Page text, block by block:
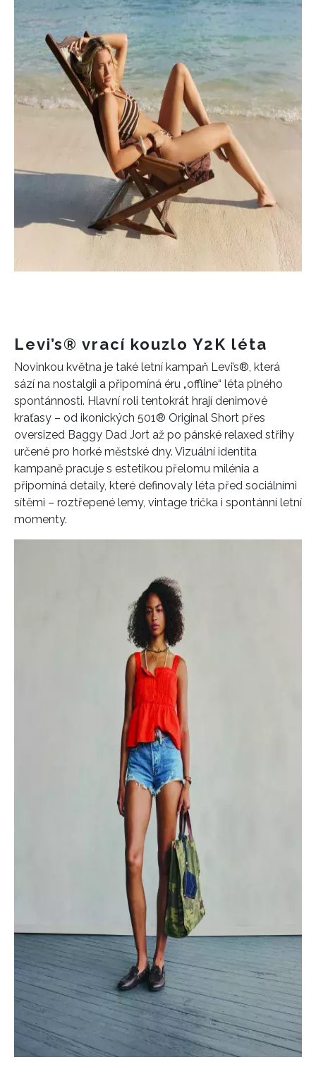
Levi’s® vrací kouzlo Y2K léta
Novinkou května je také letní kampaň Levi’s®, která
sází na nostalgii a připomíná éru „offline“ léta plného
spontánnosti. Hlavní roli tentokrát hrají denimové
kraťasy – od ikonických 501® Original Short přes
oversized Baggy Dad Jort až po pánské relaxed střihy
určené pro horké městské dny. Vizuální identita
kampaně pracuje s estetikou přelomu milénia a
připomíná detaily, které definovaly léta před sociálními
sítěmi – roztřepené lemy, vintage trička i spontánní letní
momenty.